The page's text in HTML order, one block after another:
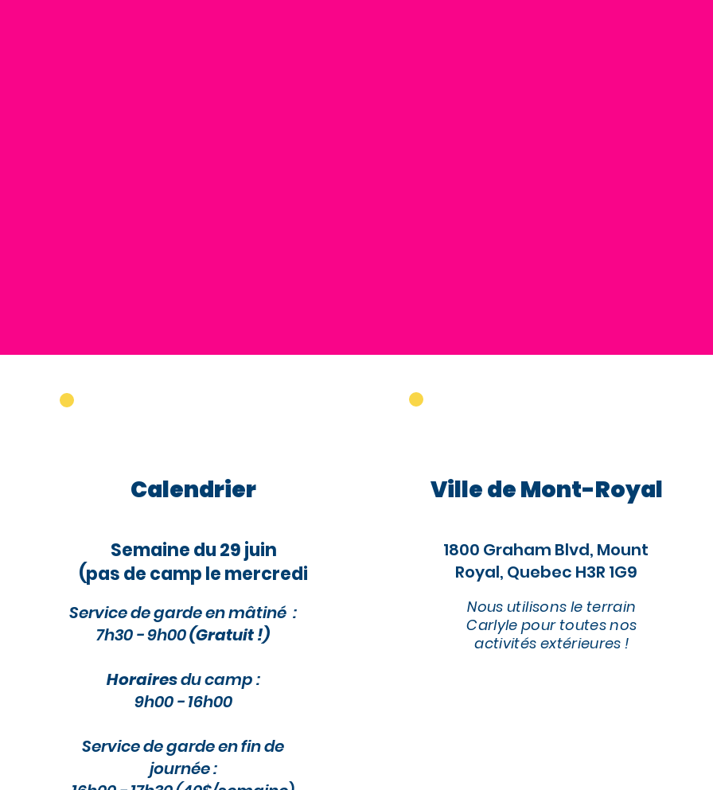
Semaine du 29 juin
(pas de camp le mercredi
Service de garde en mâtiné :
7h30 - 9h00(Gratuit !)
Horairesdu camp :
9h00 - 16h00
Service de garde en fin de
journée :
Calendrier Ville de Mont-Royal
1800 Graham Blvd, Mount
Royal, Quebec H3R 1G9
Nous utilisons le terrain
Carlyle pour toutes nos
activités extérieures !